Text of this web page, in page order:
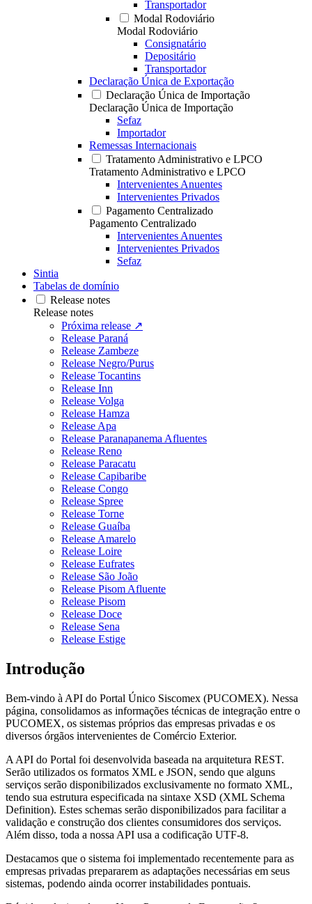
Transportador
Modal Rodoviário
Modal Rodoviário
Consignatário
Depositário
Transportador
Declaração Única de Exportação
Declaração Única de Importação
Declaração Única de Importação
Sefaz
Importador
Remessas Internacionais
Tratamento Administrativo e LPCO
Tratamento Administrativo e LPCO
Intervenientes Anuentes
Intervenientes Privados
Pagamento Centralizado
Pagamento Centralizado
Intervenientes Anuentes
Intervenientes Privados
Sefaz
Sintia
Tabelas de domínio
Release notes
Release notes
Próxima release ↗
Release Paraná
Release Zambeze
Release Negro/Purus
Release Tocantins
Release Inn
Release Volga
Release Hamza
Release Apa
Release Paranapanema Afluentes
Release Reno
Release Paracatu
Release Capibaribe
Release Congo
Release Spree
Release Torne
Release Guaíba
Release Amarelo
Release Loire
Release Eufrates
Release São João
Release Pisom Afluente
Release Pisom
Release Doce
Release Sena
Release Estige
Introdução
Bem-vindo à API do Portal Único Siscomex (PUCOMEX). Nessa
página, consolidamos as informações técnicas de integração entre o
PUCOMEX, os sistemas próprios das empresas privadas e os
diversos órgãos intervenientes de Comércio Exterior.
A API do Portal foi desenvolvida baseada na arquitetura REST.
Serão utilizados os formatos XML e JSON, sendo que alguns
serviços serão disponibilizados exclusivamente no formato XML,
tendo sua estrutura especificada na sintaxe XSD (XML Schema
Definition). Estes schemas serão disponibilizados para facilitar a
validação e construção dos clientes consumidores dos serviços.
Além disso, toda a nossa API usa a codificação UTF-8.
Destacamos que o sistema foi implementado recentemente para as
empresas privadas prepararem as adaptações necessárias em seus
sistemas, podendo ainda ocorrer instabilidades pontuais.